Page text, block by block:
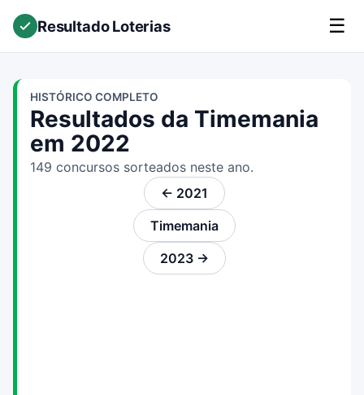
Resultado Loterias ☰
HISTÓRICO COMPLETO
Resultados da Timemania
em 2022
149 concursos sorteados neste ano.
← 2021
Timemania
2023 →